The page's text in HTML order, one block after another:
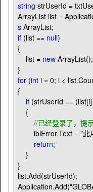
string strUserId =
ArrayList list =
s ArrayList;
if (list == null)
{
list = new ArrayList();
}
for (int i = 0; i <
{
if (strUserId ==
{
//已经登录了，提
lblError.Text = "此
return;
}
}
list.Add(strUserId);
Application.Add("